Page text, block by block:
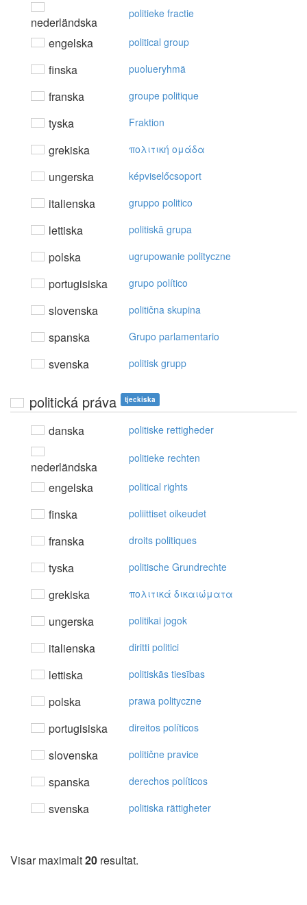
nederländska
politieke fractie
engelska political group
finska puolueryhmä
franska groupe politique
tyska Fraktion
grekiska πoλιτική oμάδα
ungerska képviselőcsoport
italienska gruppo politico
lettiska politiskā grupa
polska ugrupowanie polityczne
portugisiska grupo político
slovenska politična skupina
spanska Grupo parlamentario
svenska politisk grupp
politická práva tjeckiska
danska politiske rettigheder
nederländska
politieke rechten
engelska political rights
finska poliittiset oikeudet
franska droits politiques
tyska politische Grundrechte
grekiska πoλιτικά δικαιώματα
ungerska politikai jogok
italienska diritti politici
lettiska politiskās tiesības
polska prawa polityczne
portugisiska direitos políticos
slovenska politične pravice
spanska derechos políticos
svenska politiska rättigheter
Visar maximalt20 resultat.